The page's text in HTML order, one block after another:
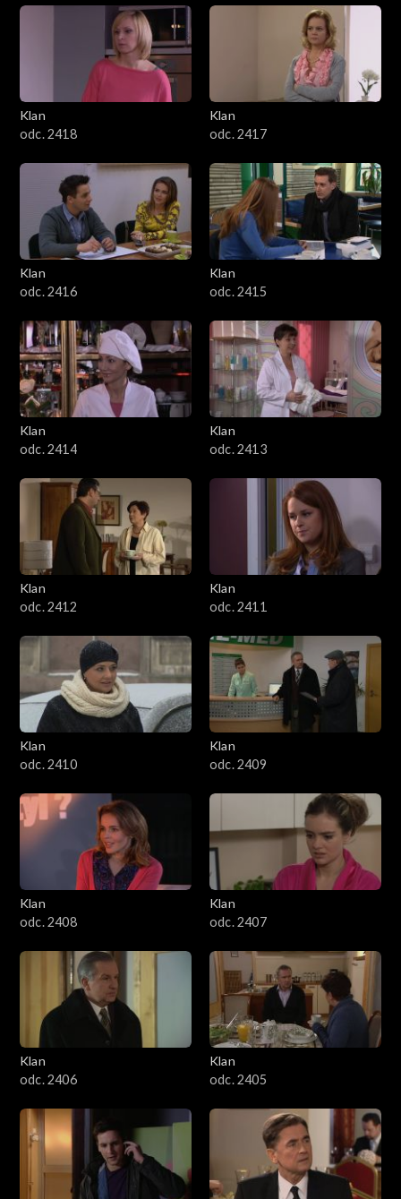
Klan
odc. 2418
Klan
odc. 2417
Klan
odc. 2416
Klan
odc. 2415
Klan
odc. 2414
Klan
odc. 2413
Klan
odc. 2412
Klan
odc. 2411
Klan
odc. 2410
Klan
odc. 2409
Klan
odc. 2408
Klan
odc. 2407
Klan
odc. 2406
Klan
odc. 2405